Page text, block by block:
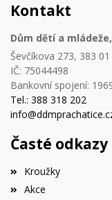
Kontakt
Dům dětí a
Ševčíkova 273, 383
IČ: 75044498
Bankovní spojení:
Tel.: 388 318 202
Časté odkazy
Kroužky
Akce